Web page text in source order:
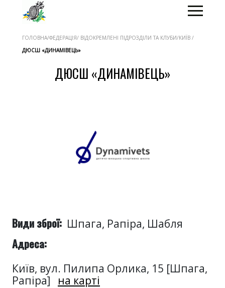
ГОЛОВНА/ФЕДЕРАЦІЯ/ ВІДОКРЕМЛЕНІ ПІДРОЗДІЛИ ТА КЛУБИ/КИЇВ /
ДЮСШ «ДИНАМІВЕЦЬ»
ДЮСШ «ДИНАМІВЕЦЬ»
Види зброї: Шпага, Рапіра, Шабля
Адреса:
Київ, вул. Пилипа Орлика, 15 [Шпага,
Рапіра] на карті